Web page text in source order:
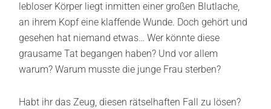
lebloser Körper liegt inmitten einer großen Blutlache,
an ihrem Kopf eine klaffende Wunde. Doch gehört und
gesehen hat niemand etwas… Wer könnte diese
grausame Tat begangen haben? Und vor allem
warum? Warum musste die junge Frau sterben?
Habt ihr das Zeug, diesen rätselhaften Fall zu lösen?